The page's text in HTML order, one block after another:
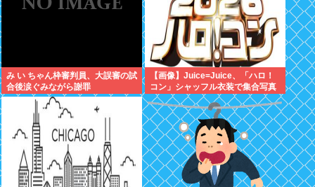
み い ちゃん枠審判員、大誤審の試
合後涙ぐみながら謝罪
【画像】Juice=Juice、「ハロ！
コン」シャッフル衣装で集合写真